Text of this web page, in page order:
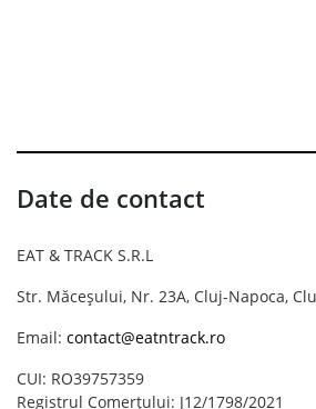
Date de contact
EAT & TRACK S.R.L
Str. Măceșului, Nr. 23A, Cluj-Napoca,
Email: contact@eatntrack.ro
CUI: RO39757359
Registrul Comerțului: J12/1798/2021